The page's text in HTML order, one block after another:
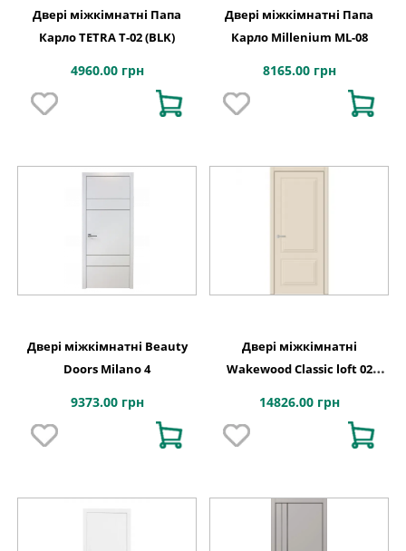
Двері міжкімнатні Папа
Карло TETRA Т-02 (BLK)
4960.00 грн
Двері міжкімнатні Папа
Карло Millenium ML-08
8165.00 грн
Двері міжкімнатні Beauty
Doors Milano 4
9373.00 грн
Двері міжкімнатні
Wakewood Classic loft 02
14826.00 грн